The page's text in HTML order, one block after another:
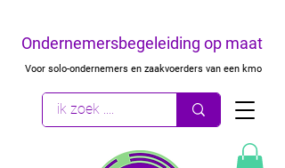
Ondernemersbegeleiding op maat
Voor solo-ondernemers en zaakvoerders van een kmo